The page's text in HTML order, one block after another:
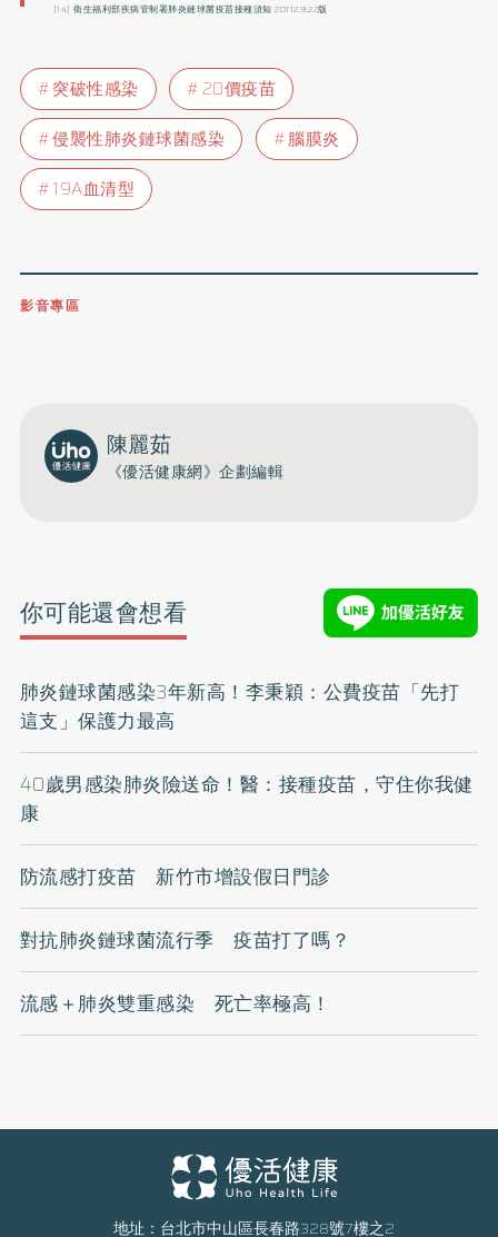
[14] 衛生福利部疾病管制署肺炎鏈球菌疫苗接種須知 20112.9.22版
突破性感染
20價疫苗
侵襲性肺炎鏈球菌感染
腦膜炎
19A血清型
影音專區
陳麗茹
《優活健康網》企劃編輯
你可能還會想看
肺炎鏈球菌感染3年新高！李秉穎：公費疫苗「先打
這支」保護力最高
40歲男感染肺炎險送命！醫：接種疫苗，守住你我健
康
防流感打疫苗 新竹市增設假日門診
對抗肺炎鏈球菌流行季 疫苗打了嗎？
流感＋肺炎雙重感染 死亡率極高！
地址：台北市中山區長春路328號7樓之2